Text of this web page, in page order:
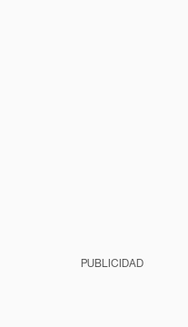
PUBLICIDAD